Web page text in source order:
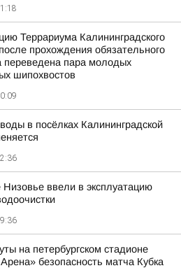
Террариума Калининградского
прохождения обязательного
переведена пара молодых
шипохвостов
в посёлках Калининградской
Низовье ввели в эксплуатацию
на петербургском стадионе
безопасность матча Кубка